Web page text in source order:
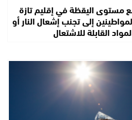
مستوى اليقظة في إقليم تازة
إلى تجنب إشعال النار أو
القابلة للاشتعال